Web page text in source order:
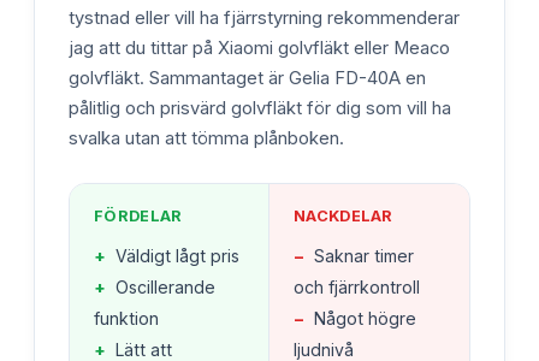
tystnad eller vill ha fjärrstyrning rekommenderar
jag att du tittar på Xiaomi golvfläkt eller Meaco
golvfläkt. Sammantaget är Gelia FD-40A en
pålitlig och prisvärd golvfläkt för dig som vill ha
svalka utan att tömma plånboken.
FÖRDELAR
+ Väldigt lågt pris
+ Oscillerande
funktion
+ Lätt att
NACKDELAR
− Saknar timer
och fjärrkontroll
− Något högre
ljudnivå